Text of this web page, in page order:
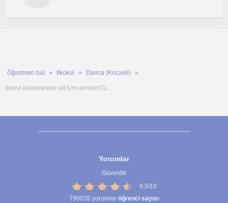
Öğretmen bul Ilkokul Darica (Kocaeli)
lkokul kademesine ait tüm dersler(Tü...
Yorumlar
Güvenlik
9,5/10
790035 yorumlar öğrenci sayısı